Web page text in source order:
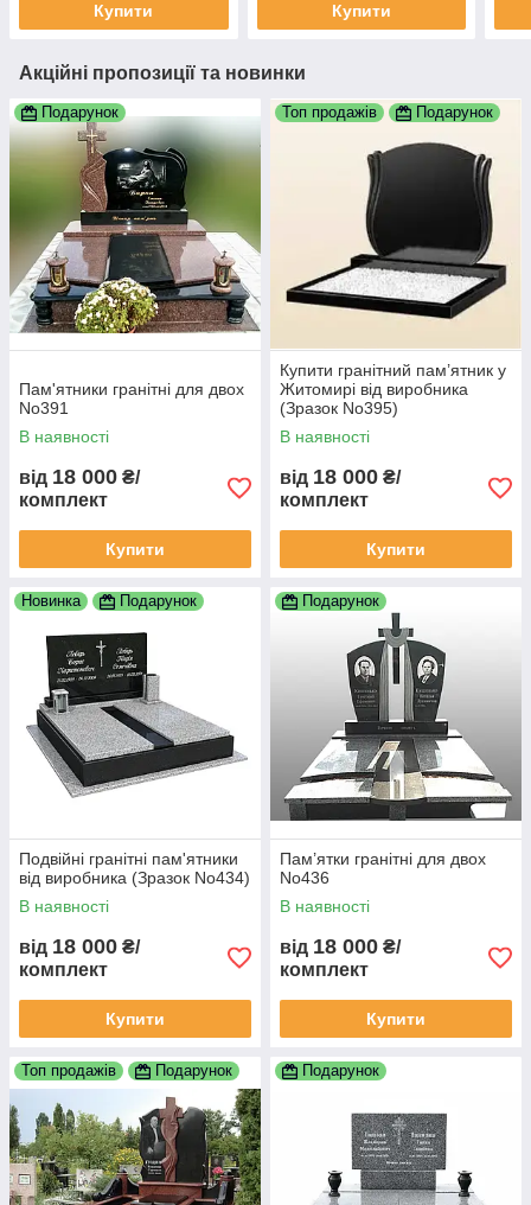
Купити Купити
Акційні пропозиції та новинки
Подарунок
Пам'ятники гранітні для двох
No391
В наявності
від 18 000 ₴/
комплект
Купити
Топ продажів Подарунок
Купити гранітний пам’ятник у
Житомирі від виробника
(Зразок No395)
В наявності
від 18 000 ₴/
комплект
Купити
Новинка Подарунок
Подвійні гранітні пам'ятники
від виробника (Зразок No434)
В наявності
від 18 000 ₴/
комплект
Купити
Подарунок
Пам’ятки гранітні для двох
No436
В наявності
від 18 000 ₴/
комплект
Купити
Топ продажів Подарунок Подарунок